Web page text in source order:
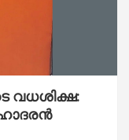
വധശിക്ഷ: